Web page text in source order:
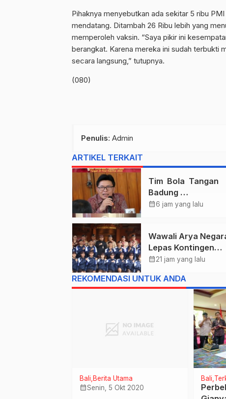
Pihaknya menyebutkan ada sekitar 5 ribu
mendatang. Ditambah 26 Ribu lebih yang
memperoleh vaksin. “Saya pikir ini
berangkat. Karena mereka ini sudah terbukti
secara langsung,” tutupnya.
(080)
Penulis: Admin
ARTIKEL TERKAIT
Tim Bola Tangan
Badung
Persembahkan
Kejurnas 2026
calendar_month6 jam yang lalu
Wawali Arya
Lepas Kontingen
Kwarcab Denpasar
Nasional XII Tahun
calendar_month21 jam yang lalu
REKOMENDASI UNTUK ANDA
Bali Berita Utama
calendar_monthSenin, 5 Okt 2020
Bali